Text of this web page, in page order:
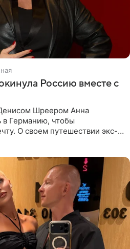
Россию вместе с
Шреером Анна
в Германию, чтобы
О своем путешествии экс-